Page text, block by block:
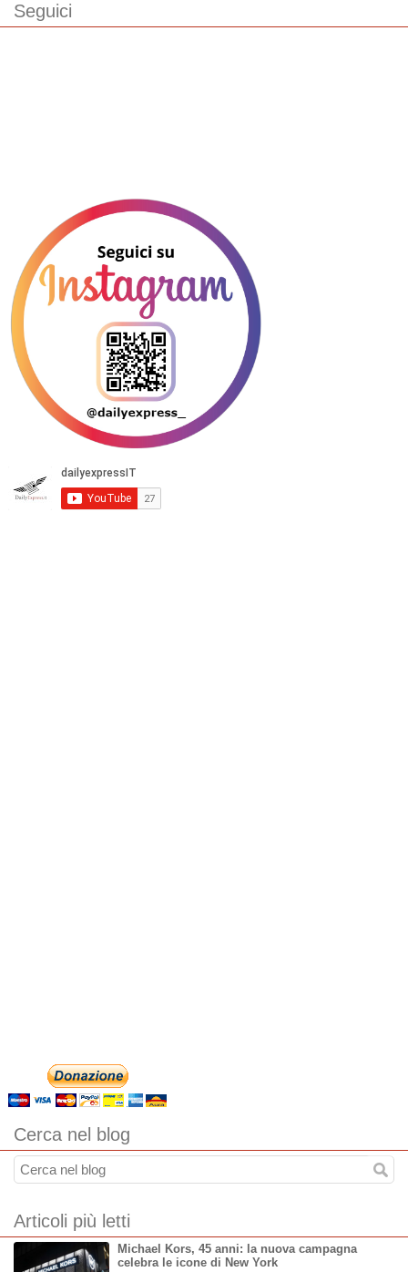
Seguici
Cerca nel blog
Articoli più letti
Michael Kors, 45 anni: la nuova campagna
celebra le icone di New York